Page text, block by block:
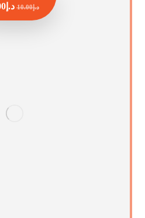
د.إ10.00 د.إ